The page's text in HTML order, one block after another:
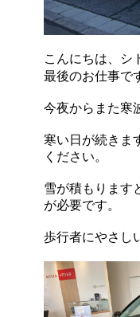
こんにちは、シ
最後のお仕事で
今夜からまた寒
寒い日が続きま
ください。
雪が積もります
が必要です。
歩行者にやさし